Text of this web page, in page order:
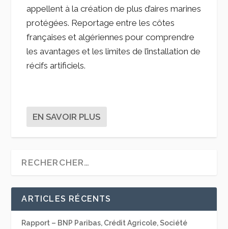
appellent à la création de plus d’aires marines
protégées. Reportage entre les côtes
françaises et algériennes pour comprendre
les avantages et les limites de l’installation de
récifs artificiels.
EN SAVOIR PLUS
ARTICLES RÉCENTS
Rapport – BNP Paribas, Crédit Agricole, Société